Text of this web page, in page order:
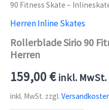
90 Fitness Skate –
Herren Inline Skates
Rollerblade Sirio 90
Herren
159,00€ inkl. MwSt.
inkl. MwSt. zzgl.